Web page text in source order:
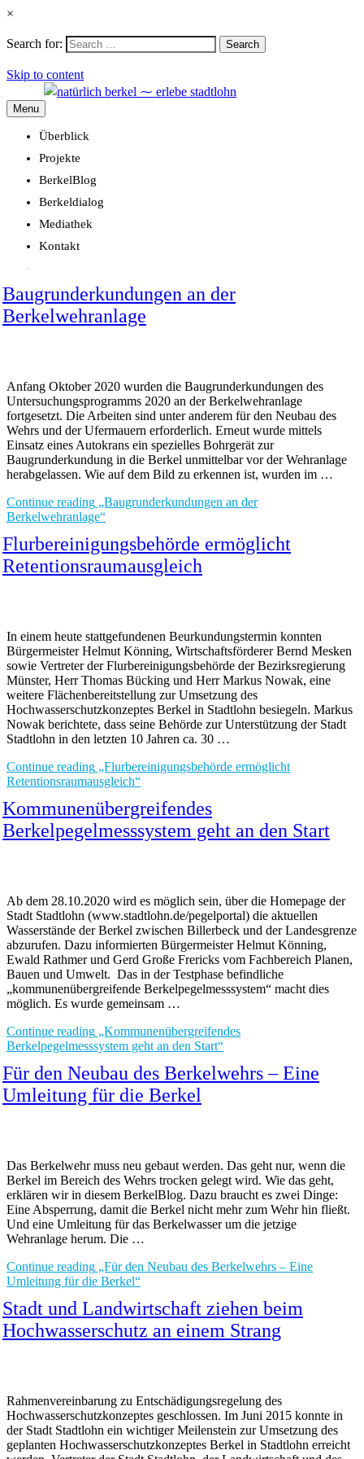
×
Search for: Search
Skip to content
Menu
Überblick
Projekte
BerkelBlog
Berkeldialog
Mediathek
Kontakt
Baugrunderkundungen an der
Berkelwehranlage
Anfang Oktober 2020 wurden die Baugrunderkundungen des
Untersuchungsprogramms 2020 an der Berkelwehranlage
fortgesetzt. Die Arbeiten sind unter anderem für den Neubau des
Wehrs und der Ufermauern erforderlich. Erneut wurde mittels
Einsatz eines Autokrans ein spezielles Bohrgerät zur
Baugrunderkundung in die Berkel unmittelbar vor der Wehranlage
herabgelassen. Wie auf dem Bild zu erkennen ist, wurden im …
Continue reading „Baugrunderkundungen an der
Berkelwehranlage“
Flurbereinigungsbehörde ermöglicht
Retentionsraumausgleich
In einem heute stattgefundenen Beurkundungstermin konnten
Bürgermeister Helmut Könning, Wirtschaftsförderer Bernd Mesken
sowie Vertreter der Flurbereinigungsbehörde der Bezirksregierung
Münster, Herr Thomas Bücking und Herr Markus Nowak, eine
weitere Flächenbereitstellung zur Umsetzung des
Hochwasserschutzkonzeptes Berkel in Stadtlohn besiegeln. Markus
Nowak berichtete, dass seine Behörde zur Unterstützung der Stadt
Stadtlohn in den letzten 10 Jahren ca. 30 …
Continue reading „Flurbereinigungsbehörde ermöglicht
Retentionsraumausgleich“
Kommunenübergreifendes
Berkelpegelmesssystem geht an den Start
Ab dem 28.10.2020 wird es möglich sein, über die Homepage der
Stadt Stadtlohn (www.stadtlohn.de/pegelportal) die aktuellen
Wasserstände der Berkel zwischen Billerbeck und der Landesgrenze
abzurufen. Dazu informierten Bürgermeister Helmut Könning,
Ewald Rathmer und Gerd Große Frericks vom Fachbereich Planen,
Bauen und Umwelt. Das in der Testphase befindliche
„kommunenübergreifende Berkelpegelmesssystem“ macht dies
möglich. Es wurde gemeinsam …
Continue reading „Kommunenübergreifendes
Berkelpegelmesssystem geht an den Start“
Für den Neubau des Berkelwehrs – Eine
Umleitung für die Berkel
Das Berkelwehr muss neu gebaut werden. Das geht nur, wenn die
Berkel im Bereich des Wehrs trocken gelegt wird. Wie das geht,
erklären wir in diesem BerkelBlog. Dazu braucht es zwei Dinge:
Eine Absperrung, damit die Berkel nicht mehr zum Wehr hin fließt.
Und eine Umleitung für das Berkelwasser um die jetzige
Wehranlage herum. Die …
Continue reading „Für den Neubau des Berkelwehrs – Eine
Umleitung für die Berkel“
Stadt und Landwirtschaft ziehen beim
Hochwasserschutz an einem Strang
Rahmenvereinbarung zu Entschädigungsregelung des
Hochwasserschutzkonzeptes geschlossen. Im Juni 2015 konnte in
der Stadt Stadtlohn ein wichtiger Meilenstein zur Umsetzung des
geplanten Hochwasserschutzkonzeptes Berkel in Stadtlohn erreicht